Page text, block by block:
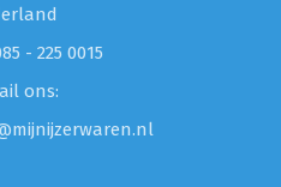
- 225 0015
ons: